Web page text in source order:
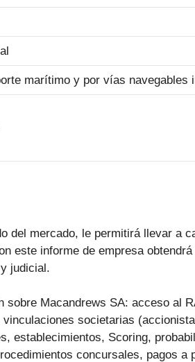
marítimo y por vías navegables
del mercado, le permitirá llevar a
este informe de empresa
judicial.
Macandrews SA: acceso al
societarias
establecimientos, Scoring,
concursales, pagos a